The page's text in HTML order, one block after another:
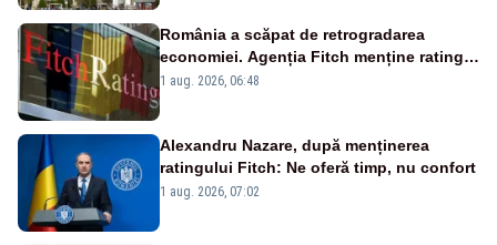
România a scăpat de retrogradarea
economiei. Agenția Fitch menține ratingul
„BBB-” cu perspectivă negativă
1 aug. 2026, 06:48
Alexandru Nazare, după menținerea
ratingului Fitch: Ne oferă timp, nu confort
1 aug. 2026, 07:02